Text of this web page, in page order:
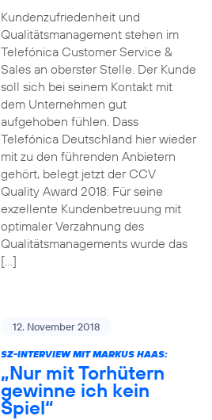
Kundenzufriedenheit und
Qualitätsmanagement stehen im
Telefónica Customer Service &
Sales an oberster Stelle. Der Kunde
soll sich bei seinem Kontakt mit
dem Unternehmen gut
aufgehoben fühlen. Dass
Telefónica Deutschland hier wieder
mit zu den führenden Anbietern
gehört, belegt jetzt der CCV
Quality Award 2018: Für seine
exzellente Kundenbetreuung mit
optimaler Verzahnung des
Qualitätsmanagements wurde das
[…]
12. November 2018
SZ-INTERVIEW MIT MARKUS HAAS:
„Nur mit Torhütern
gewinne ich kein
Spiel“